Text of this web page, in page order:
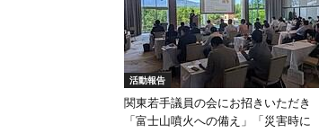
活動報告
関東若手議員の会にお招きいただき
「富士山噴火への備え」「災害時に